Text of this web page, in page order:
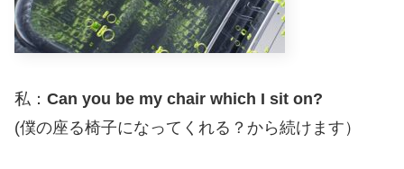
私： Can you be my chair which I sit on?
(僕の座る椅子になってくれる？から続けます）